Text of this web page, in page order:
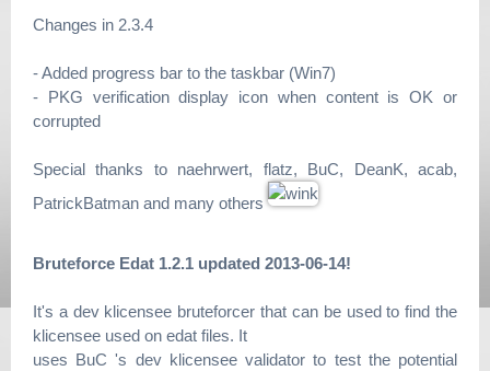
Changes in 2.3.4
- Added progress bar to the taskbar (Win7)
- PKG verification display icon when content is OK or
corrupted
Special thanks to naehrwert, flatz, BuC, DeanK, acab,
PatrickBatman and many others
Bruteforce Edat 1.2.1 updated 2013-06-14!
It's a dev klicensee bruteforcer that can be used to find the
klicensee used on edat files. It
uses BuC 's dev klicensee validator to test the potential